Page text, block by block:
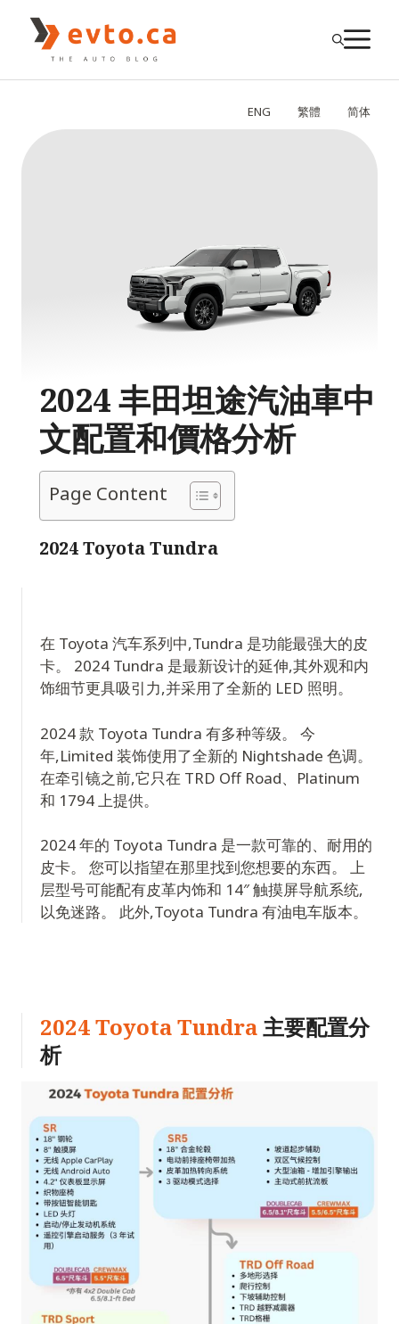
content
ENG 繁體 简体
2024 丰田坦途汽油車中
文配置和價格分析
Page Content
2024 Toyota Tundra
在 Toyota 汽车系列中,Tundra 是功能最强大的皮
卡。 2024 Tundra 是最新设计的延伸,其外观和内
饰细节更具吸引力,并采用了全新的 LED 照明。
2024 款 Toyota Tundra 有多种等级。 今
年,Limited 装饰使用了全新的 Nightshade 色调。
在牵引镜之前,它只在 TRD Off Road、Platinum
和 1794 上提供。
2024 年的 Toyota Tundra 是一款可靠的、耐用的
皮卡。 您可以指望在那里找到您想要的东西。 上
层型号可能配有皮革内饰和 14″ 触摸屏导航系统,
以免迷路。 此外,Toyota Tundra 有油电车版本。
2024 Toyota Tundra主要配置分
析